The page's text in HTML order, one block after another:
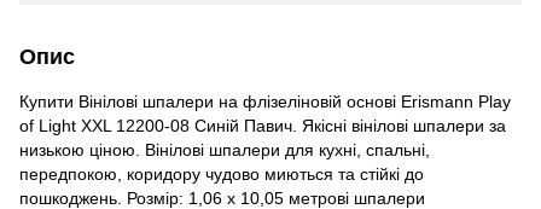
Опис
Купити Вінілові шпалери на флізеліновій основі Erismann Play
of Light XXL 12200-08 Синій Павич. Якісні вінілові шпалери за
низькою ціною. Вінілові шпалери для кухні, спальні,
передпокою, коридору чудово миються та стійкі до
пошкоджень. Розмір: 1,06 х 10,05 метрові шпалери